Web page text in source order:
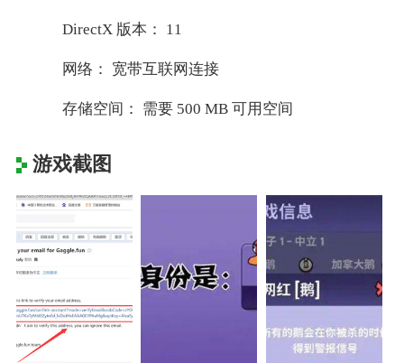
DirectX 版本： 11
网络： 宽带互联网连接
存储空间： 需要 500 MB 可用空间
游戏截图